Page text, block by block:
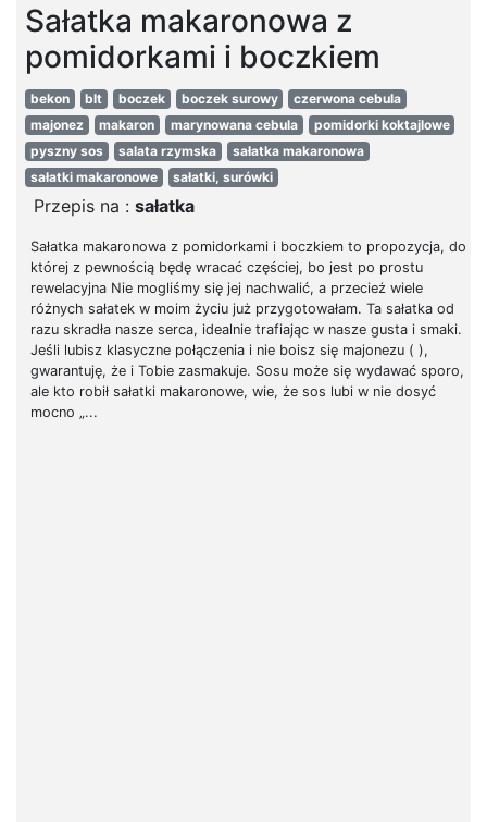
Sałatka makaronowa z
pomidorkami i boczkiem
bekon blt boczek boczek surowy
czerwona cebula
majonez
makaron marynowana cebula
pomidorki koktajlowe
pyszny sos
salata rzymska
sałatka makaronowa
sałatki makaronowe
sałatki, surówki
Przepis na : sałatka
Sałatka makaronowa z pomidorkami i boczkiem to propozycja, do
której z pewnością będę wracać częściej, bo jest po prostu
rewelacyjna Nie mogliśmy się jej nachwalić, a przecież wiele
różnych sałatek w moim życiu już przygotowałam. Ta sałatka od
razu skradła nasze serca, idealnie trafiając w nasze gusta i smaki.
Jeśli lubisz klasyczne połączenia i nie boisz się majonezu ( ),
gwarantuję, że i Tobie zasmakuje. Sosu może się wydawać sporo,
ale kto robił sałatki makaronowe, wie, że sos lubi w nie dosyć
mocno „...